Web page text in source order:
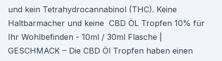
und kein Tetrahydrocannabinol (THC). Keine
Haltbarmacher und keine CBD ÖL Tropfen 10% für
Ihr Wohlbefinden - 10ml / 30ml Flasche |
GESCHMACK – Die CBD Öl Tropfen haben einen